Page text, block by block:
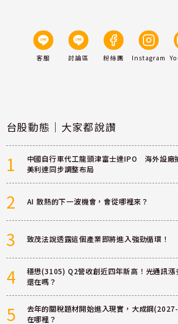
客服 討論區 粉絲團 Instagram
台股動態｜大家都說讚
1
中國自行車代工龍頭津富士達IPO 海外設廠
美利達同步調整布局
2 AI 散熱的下一波機會，會從哪裡來？
3 致茂法說透露這個產業即將進入強勁循環！
4
穩懋(3105) Q2營收創近四年新高！光通訊漲
還在嗎？
5
去年的關稅題材開始進入現實，大成鋼
在哪裡？